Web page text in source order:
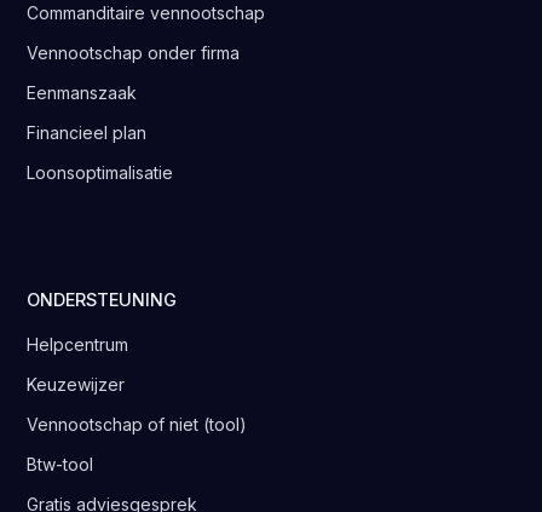
Commanditaire vennootschap
Vennootschap onder firma
Eenmanszaak
Financieel plan
Loonsoptimalisatie
ONDERSTEUNING
Helpcentrum
Keuzewijzer
Vennootschap of niet (tool)
Btw-tool
Gratis adviesgesprek